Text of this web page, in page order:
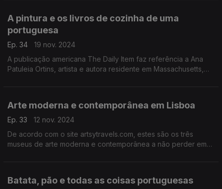
A pintura e os livros de cozinha de uma
portuguesa
Ep. 34
19 nov. 2024
A publicação americana The Daily Item faz referência a Ana
Patuleia Ortins, artista e autora residente em Massachusetts,
Arte moderna e contemporânea em Lisboa
Ep. 33
12 nov. 2024
De acordo com o site artsytravels.com, estes são os três
museus de arte moderna e contemporânea a não perder em
Batata, pão e todas as coisas portuguesas